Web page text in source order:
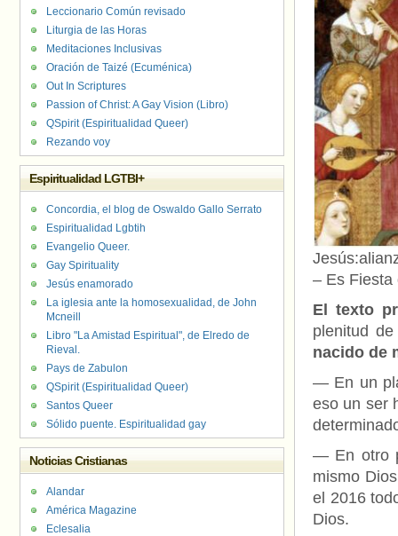
– Es Fiesta
El texto
plenitud
nacido de
— En un
eso un ser
— En otro
mismo
el 2016
Dios.
Leccionario Común revisado
Liturgia de las Horas
Meditaciones Inclusivas
Oración de Taizé (Ecuménica)
Out In Scriptures
Passion of Christ: A Gay Vision (Libro)
QSpirit (Espiritualidad Queer)
Rezando voy
Espiritualidad LGTBI+
Concordia, el blog de Oswaldo Gallo Serrato
Espiritualidad Lgbtih
Evangelio Queer.
Gay Spirituality
Jesús enamorado
La iglesia ante la homosexualidad, de John
Mcneill
Libro "La Amistad Espiritual", de Elredo de
Rieval.
Pays de Zabulon
QSpirit (Espiritualidad Queer)
Santos Queer
Sólido puente. Espiritualidad gay
Noticias Cristianas
Alandar
América Magazine
Eclesalia